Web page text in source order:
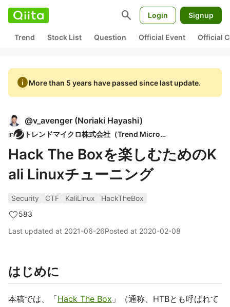
search Login Signup
Trend Stock List Question Official Event Official
infoMore than 5 years have passed since last update.
@v_avenger (Noriaki Hayashi)
in トレンドマイクロ株式会社（Trend Micro）
Hack The Boxを楽しむためのK
ali Linuxチューニング
Security CTF KaliLinux
HackTheBox
583
Last updated at 2021-06-26Posted at 2020-02-08
はじめに
本稿では、「Hack The Box 」（通称、HTBとも呼ばれて